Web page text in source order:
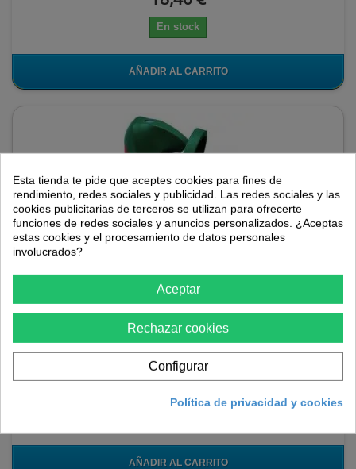
En stock
AÑADIR AL CARRITO
Escanciador sidra plegable Vin Bouquet
Escanciador sidra eléctrico y plegable.
AÑADIR AL CARRITO
Esta tienda te pide que aceptes cookies para fines de
rendimiento, redes sociales y publicidad. Las redes sociales y las
cookies publicitarias de terceros se utilizan para ofrecerte
funciones de redes sociales y anuncios personalizados. ¿Aceptas
estas cookies y el procesamiento de datos personales
involucrados?
Aceptar
Rechazar cookies
Configurar
Política de privacidad y cookies